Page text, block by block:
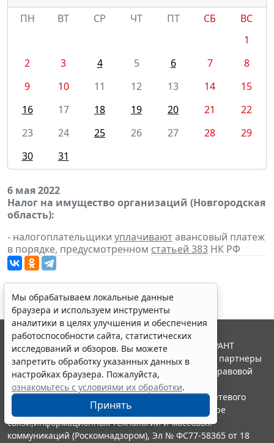
ПН
ВТ СР ЧТ ПТ СБ
ВС
1
2
3 4 5 6 7
8
9
10 11 12 13 14
15
16
17 18 19 20 21
22
23
24 25 26 27 28
29
30
31
6 мая 2022
Налог на имущество организаций (Новгородская
область):
- налогоплательщики уплачиваютавансовый платеж
в порядке, предусмотренном статьей 383 НК РФ
Мы обрабатываем локальные данные
браузера и используем инструменты
аналитики в целях улучшения и обеспечения
работоспособности сайта, статистических
исследований и обзоров. Вы можете
запретить обработку указанных данных в
настройках браузера. Пожалуйста,
ознакомьтесь с условиями их обработки.
Принять
© ООО "НПП "ГАРАНТ-СЕРВИС", 2026. Система ГАРАНТ
выпускается с 1990 года. Компания "Гарант" и ее партнеры
являются участниками Российской ассоциации правовой
информации ГАРАНТ.
Портал ГАРАНТ.РУ зарегистрирован в качестве сетевого
издания Федеральной службой по надзору в сфере
связи,информационных технологий и массовых
коммуникаций (Роскомнадзором), Эл № ФС77-58365 от 18